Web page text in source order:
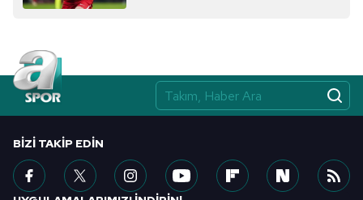
almak için lütfentıklayınız
BIZI TAKIP EDIN